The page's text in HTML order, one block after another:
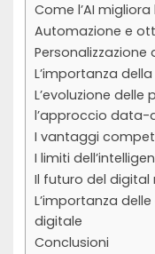
Come l’AI
Automazione e
Personalizzazione
L’importanza
L’evoluzione
l’approccio data-
I vantaggi
I limiti
Il futuro del digital
L’importanza
digitale
Conclusioni